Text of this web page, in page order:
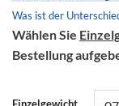
Was ist der
Wählen Sie
Bestellung